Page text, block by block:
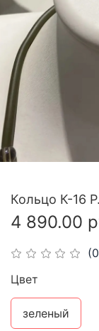
Кольцо К-16
4 890.00
Цвет
зеленый